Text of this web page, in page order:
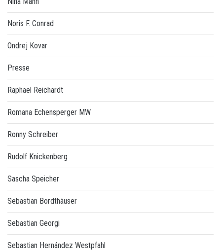
Noris F. Conrad
Ondrej Kovar
Presse
Raphael Reichardt
Romana Echensperger MW
Ronny Schreiber
Rudolf Knickenberg
Sascha Speicher
Sebastian Bordthäuser
Sebastian Georgi
Sebastian Hernández Westpfahl